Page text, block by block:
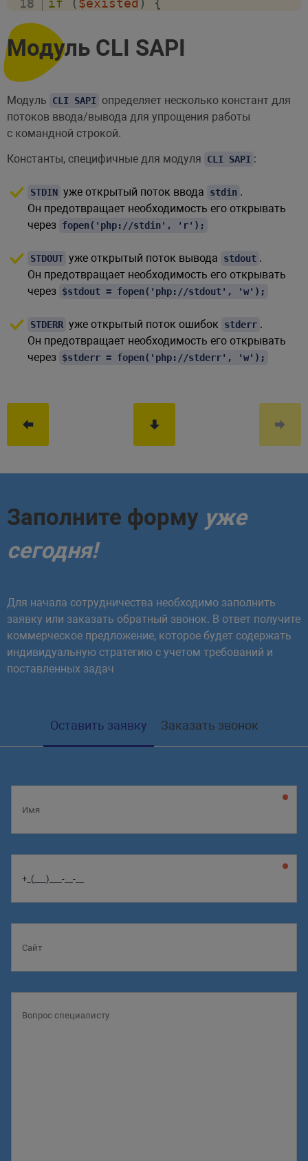
}
/*
line2
line3
string(18) "line1
"
*/
Модуль CLI SAPI
Модуль CLI SAPI определяет несколько констант для
потоков ввода/вывода для упрощения работы
с командной строкой.
Константы, специфичные для модуля
CLI SAPI :
STDIN уже открытый поток ввода stdin .
Он предотвращает необходимость его открывать
через fopen('php://stdin', 'r');
STDOUT уже открытый поток вывода stdout .
Он предотвращает необходимость его открывать
через $stdout = fopen('php://stdout', 'w');
STDERR уже открытый поток ошибок stderr .
Он предотвращает необходимость его открывать
через $stderr = fopen('php://stderr', 'w');
Заполните форму уже
сегодня!
Для начала сотрудничества необходимо заполнить
заявку или заказать обратный звонок. В ответ получите
коммерческое предложение, которое будет содержать
индивидуальную стратегию с учетом требований и
поставленных задач
Оставить заявку Заказать звонок